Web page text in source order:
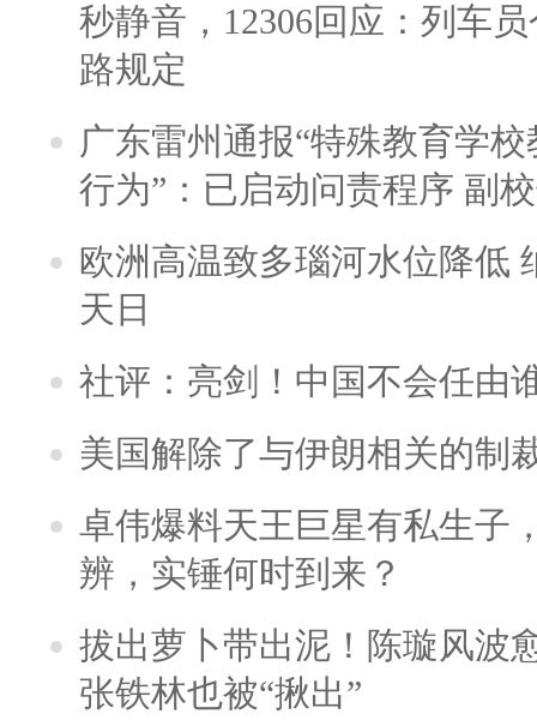
秒静音，12306回应：列车
路规定
广东雷州通报“特殊教育学
行为”：已启动问责程序 副
欧洲高温致多瑙河水位降低
天日
社评：亮剑！中国不会任由
美国解除了与伊朗相关的制
卓伟爆料天王巨星有私生子
辨，实锤何时到来？
拔出萝卜带出泥！陈璇风波
张铁林也被“揪出”